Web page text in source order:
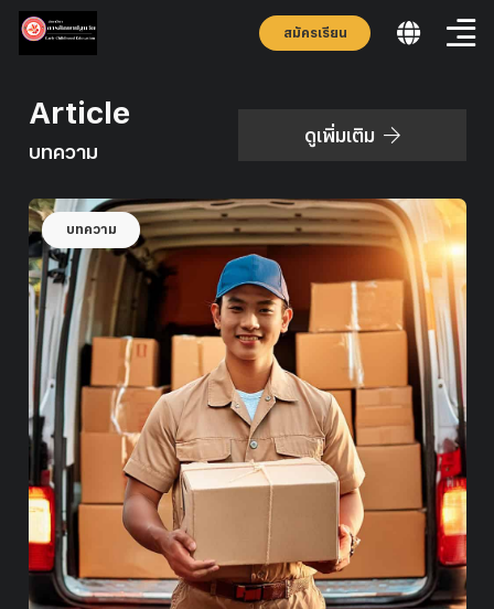
สมัครเรียน
Article
บทความ
ดูเพิ่มเติม
บทความ